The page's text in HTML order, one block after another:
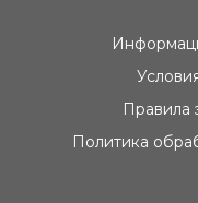
Правила
Политика